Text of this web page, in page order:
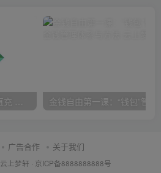
QQ音乐 绿钻会员 官方直充 超低价 一个月省6块！一年省72块！
广告合作 关于我们
云上梦轩 · 京ICP备8888888888号